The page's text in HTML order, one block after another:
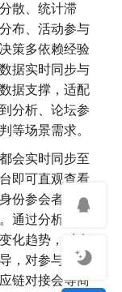
散、统计滞
布、活动参与
策多依赖经验
据实时同步与
据支撑，适配
分析、论坛参
等场景需求。
会实时同步至
即可直观查看
份参会者签到
通过分析签到
化趋势，对人
，对参与度较
链对接会等商